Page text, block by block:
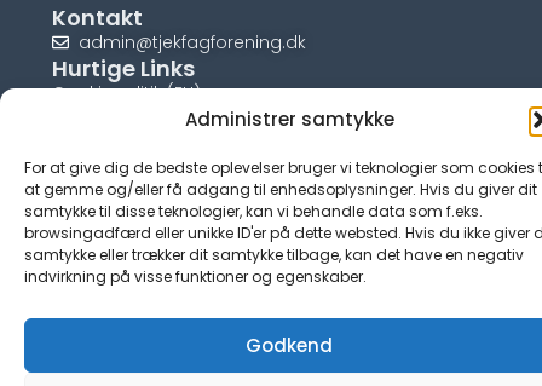
Administrer samtykke
For at give dig de bedste oplevelser bruger vi teknologier som cookies
at gemme og/eller få adgang til enhedsoplysninger. Hvis du giver dit
samtykke til disse teknologier, kan vi behandle data som f.eks.
browsingadfærd eller unikke ID'er på dette websted. Hvis du ikke giver
samtykke eller trækker dit samtykke tilbage, kan det have en negativ
indvirkning på visse funktioner og egenskaber.
Godkend
Kontakt
admin@tjekfagforening.dk
Hurtige Links
Cookiepolitik (EU)
© tjek-fagforening.dk